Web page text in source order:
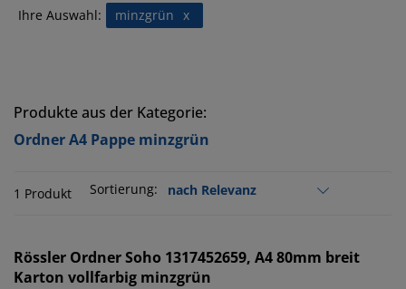
Ihre Auswahl: x
minzgrün
Produkte aus der Kategorie:
Ordner A4 Pappe minzgrün
1 Produkt Sortierung:
Rössler Ordner Soho 1317452659, A4 80mm breit
Karton vollfarbig minzgrün